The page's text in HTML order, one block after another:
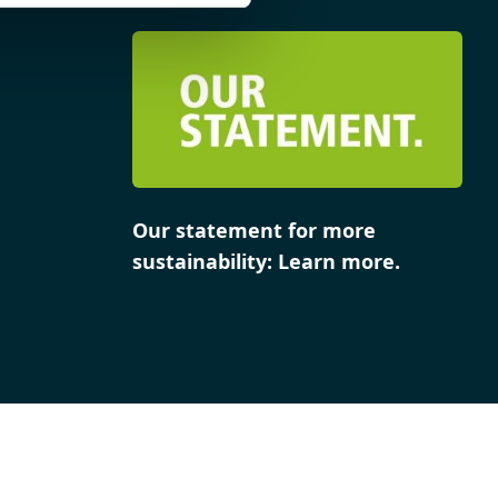
Our statement for more
sustainability: Learn more.